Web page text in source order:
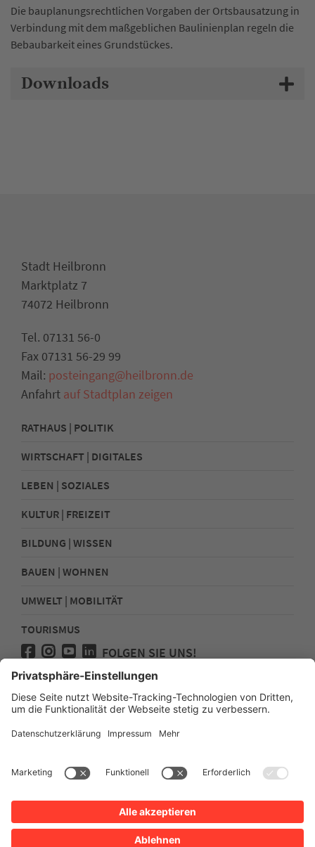
Die bauplanungsrechtlichen Vorgaben der Ortsbausatzung in
Verbindung mit dem maßgeblichen Baulinienplan regeln die
Bebaubarkeit eines Grundstückes.
Downloads
Stadt Heilbronn
Marktplatz 7
74072 Heilbronn
Tel. 07131 56-0
Fax 07131 56-29 99
Mail: posteingang@heilbronn.de
Anfahrt auf Stadtplan zeigen
RATHAUS | POLITIK
WIRTSCHAFT | DIGITALES
LEBEN | SOZIALES
KULTUR | FREIZEIT
BILDUNG | WISSEN
BAUEN | WOHNEN
UMWELT | MOBILITÄT
TOURISMUS
FOLGEN SIE UNS!
Presse
Kontakt
Impressum
Sitemap